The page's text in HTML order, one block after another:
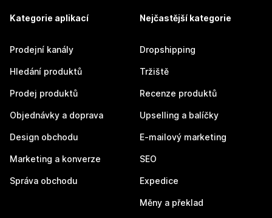
Kategorie aplikací
Prodejní kanály
Hledání produktů
Prodej produktů
Objednávky a doprava
Design obchodu
Marketing a konverze
Správa obchodu
Nejčastější kategorie
Dropshipping
Tržiště
Recenze produktů
Upselling a balíčky
E-mailový marketing
SEO
Expedice
Měny a překlad